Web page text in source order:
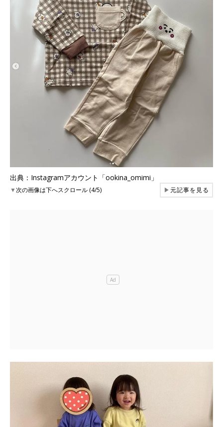
出典：Instagramアカウント「ookina_omimi」
▼次の画像は下へスクロール (4/5) ▶元記事を見る